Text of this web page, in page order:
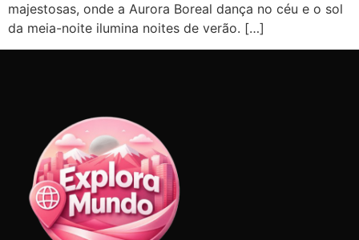
majestosas, onde a Aurora Boreal dança no céu e o sol
da meia-noite ilumina noites de verão. […]